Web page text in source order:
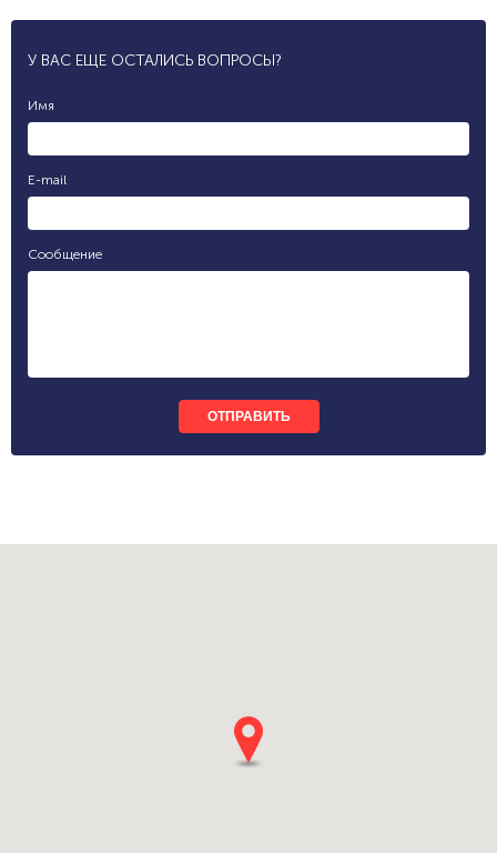
У ВАС ЕЩЕ ОСТАЛИСЬ ВОПРОСЫ?
Имя
E-mail
Сообщение
ОТПРАВИТЬ